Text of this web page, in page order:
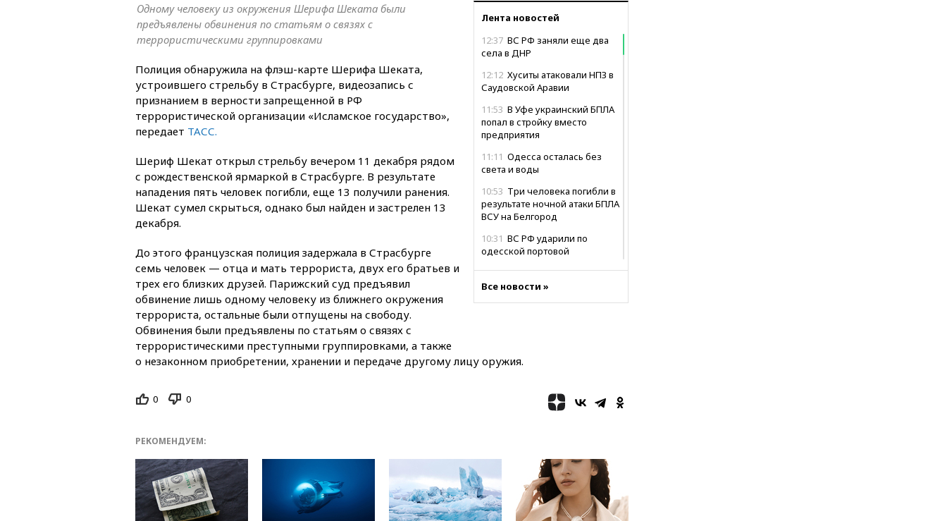
Лента новостей
12:37 ВС РФ заняли еще два
села в ДНР
12:12 Хуситы атаковали НПЗ в
Саудовской Аравии
11:53 В Уфе украинский БПЛА
попал в стройку вместо
предприятия
11:11 Одесса осталась без
света и воды
10:53 Три человека погибли в
результате ночной атаки БПЛА
ВСУ на Белгород
10:31 ВС РФ ударили по
одесской портовой
10:10 Премьер Японии снова
09:09Минобороны: за ночь
Состояние здоровья
Джо Байдена ухудшилось
потенциальных рисков
06:25
У берегов Италии
обнаружили затонувшее
судно древнеримских времен
Все новости »
Одному человеку из окружения Шерифа Шеката были
предъявлены обвинения по статьям о связях с
террористическими группировками
Полиция обнаружила на флэш-карте Шерифа Шеката,
устроившего стрельбу в Страсбурге, видеозапись с
признанием в верности запрещенной в РФ
террористической организации «Исламское государство»,
передает ТАСС.
Шериф Шекат открыл стрельбу вечером 11 декабря рядом
с рождественской ярмаркой в Страсбурге. В результате
нападения пять человек погибли, еще 13 получили ранения.
Шекат сумел скрыться, однако был найден и застрелен 13
декабря.
До этого французская полиция задержала в Страсбурге
семь человек — отца и мать террориста, двух его братьев и
трех его близких друзей. Парижский суд предъявил
обвинение лишь одному человеку из ближнего окружения
террориста, остальные были отпущены на свободу.
Обвинения были предъявлены по статьям о связях с
террористическими преступными группировками, а также
о незаконном приобретении, хранении и передаче другому лицу оружия.
0 0
РЕКОМЕНДУЕМ: